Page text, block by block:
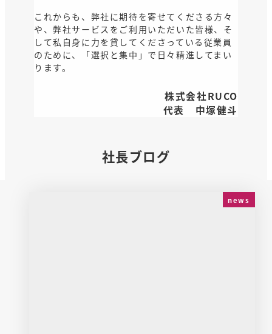
これからも、弊社に期待を寄せてくださる方々
や、弊社サービスをご利用いただいた皆様、そ
して私自身に力を貸してくださっている従業員
のために、「選択と集中」で日々精進してまい
ります。
株式会社RUCO
代表 中塚健斗
社長ブログ
news